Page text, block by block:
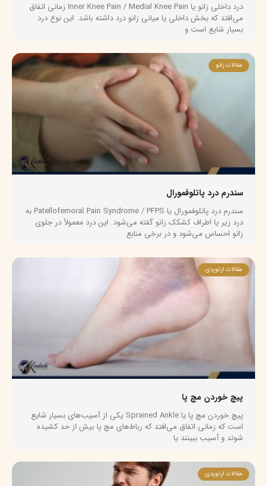
درد داخلی زانو یا Inner Knee Pain / Medial Knee Pain زمانی اتفاق
می‌افتد که بخش داخلی یا میانی زانو درد داشته باشد. این نوع درد
بسیار شایع است و
مقالات زانو
سندرم درد پاتلوفمورال
سندرم درد پاتلوفمورال یا Patellofemoral Pain Syndrome / PFPS به
درد زیر یا اطراف کشکک زانو گفته می‌شود. این درد معمولاً در جلوی
زانو احساس می‌شود و در برخی منابع
مقالات ارتوپدی
پیچ خوردن مچ پا
پیچ خوردن مچ پا یا Sprained Ankle یکی از آسیب‌های بسیار شایع
است که زمانی اتفاق می‌افتد که رباط‌های مچ پا بیش از حد کشیده
شوند و آسیب ببینند یا
مقالات ارتوپدی